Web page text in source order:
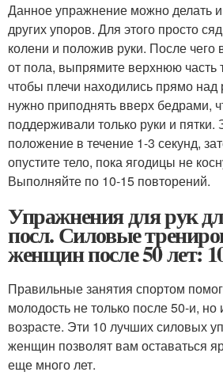
Данное упражнение можно делать
других упоров. Для этого просто
колени и положив руки. После чего
от пола, выпрямите верхнюю часть
чтобы плечи находились прямо
нужно приподнять вверх бедрами,
поддерживали только руки и пятки.
положение в течение 1-3 секунд,
опустите тело, пока ягодицы не
Выполняйте по 10-15 повторений.
Упражнения для рук
посл. Силовые
женщин после 50 лет:
Правильные занятия спортом
молодость не только после 50-и,
возрасте. Эти 10 лучших силовых
женщин позволят вам оставаться
еще много лет.